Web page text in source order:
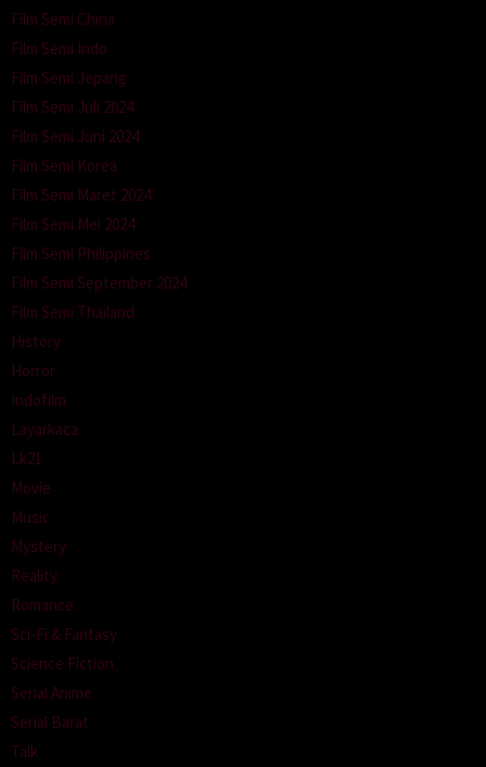
Film Semi China
Film Semi Indo
Film Semi Jepang
Film Semi Juli 2024
Film Semi Juni 2024
Film Semi Korea
Film Semi Maret 2024
Film Semi Mei 2024
Film Semi Philippines
Film Semi September 2024
Film Semi Thailand
History
Horror
Indofilm
Layarkaca
Lk21
Movie
Music
Mystery
Reality
Romance
Sci-Fi & Fantasy
Science Fiction
Serial Anime
Serial Barat
Talk